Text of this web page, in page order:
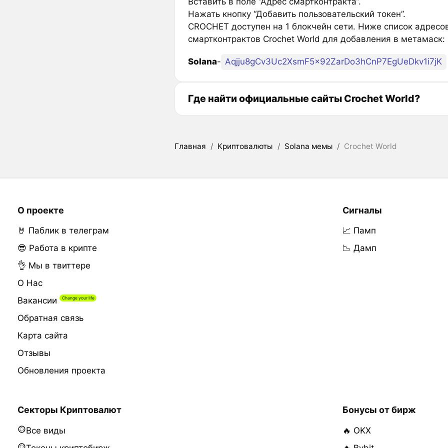
Нажать кнопку “Добавить пользовательский токен”.
CROCHET доступен на 1 блокчейн сети. Ниже список
смартконтрактов Crochet World для добавления в метамаск:
Solana- Aqjju8gCv3Uc2XsmF5x92ZarDo3hCnP7EgUeDkv1i7jK
Где найти официальные сайты Crochet World?
Главная / Криптовалюты / Solana мемы / Crochet World
О проекте
🤘 Паблик в телеграм
😎 Работа в крипте
👌 Мы в твиттере
О Нас
Вакансии
Обратная связь
Карта сайта
Отзывы
Обновления проекта
Сигналы
📈 Памп
📉 Дамп
Секторы Криптовалют
Все виды
Бонусы от бирж
🔥 OKX